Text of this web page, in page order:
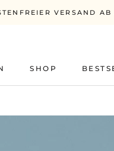
VERSAND
SHOP